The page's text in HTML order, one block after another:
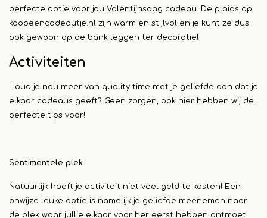
perfecte optie voor jou Valentijnsdag cadeau. De plaids op
koopeencadeautje.nl zijn warm en stijlvol en je kunt ze dus
ook gewoon op de bank leggen ter decoratie!
Activiteiten
Houd je nou meer van quality time met je geliefde dan dat je
elkaar cadeaus geeft? Geen zorgen, ook hier hebben wij de
perfecte tips voor!
Sentimentele plek
Natuurlijk hoeft je activiteit niet veel geld te kosten! Een
onwijze leuke optie is namelijk je geliefde meenemen naar
de plek waar jullie elkaar voor her eerst hebben ontmoet.